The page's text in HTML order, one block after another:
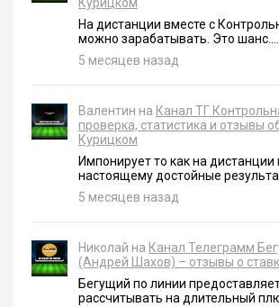
На дистанции вместе с
можно зарабатывать. Это шанс....
5 месяцев назад
Валентин на Канал ТГ
проверка, статистика и отзывы
Курицком
Импонирует то как на дистанции
настоящему достойные
5 месяцев назад
Николай на Канал Телеграмм
(Андрей Шахов) – отзывы о
Бегущий по линии
рассчитывать на длительный